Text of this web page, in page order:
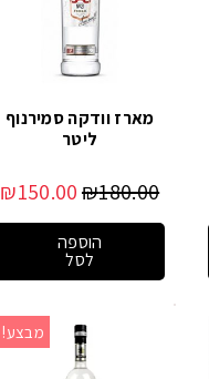
מארז וודקה סמירנוף
ליטר
₪180.00
₪150.00
הוספה
לסל
מבצע!